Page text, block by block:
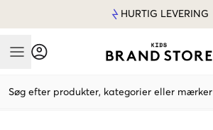
HURTIG LEVERING
Mobile Menu
Søg efter produkter, kategorier eller mærker